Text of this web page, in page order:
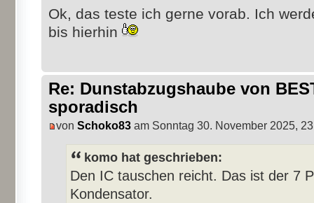
Ok, das teste ich gerne vorab. Ich
bis hierhin
Re: Dunstabzugshaube von
sporadisch
von Schoko83 am Sonntag 30. November 2025,
komo hat geschrieben:
Den IC tauschen reicht. Das ist der 7
Kondensator.